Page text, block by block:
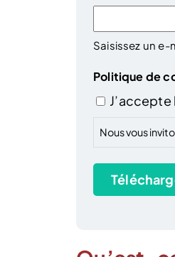
Saisissez un e-
Politique de
Nous vous